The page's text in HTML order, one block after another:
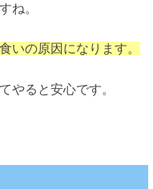
ね。
いの原因になります。
やると安心です。